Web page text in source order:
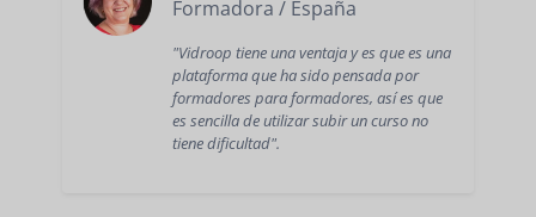
Formadora / España
"Vidroop tiene una ventaja y es que es una
plataforma que ha sido pensada por
formadores para formadores, así es que
es sencilla de utilizar subir un curso no
tiene dificultad".